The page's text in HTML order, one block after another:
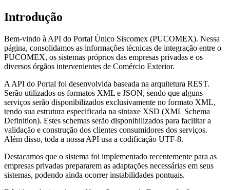
Introdução
Bem-vindo à API do Portal Único Siscomex (PUCOMEX). Nessa
página, consolidamos as informações técnicas de integração entre o
PUCOMEX, os sistemas próprios das empresas privadas e os
diversos órgãos intervenientes de Comércio Exterior.
A API do Portal foi desenvolvida baseada na arquitetura REST.
Serão utilizados os formatos XML e JSON, sendo que alguns
serviços serão disponibilizados exclusivamente no formato XML,
tendo sua estrutura especificada na sintaxe XSD (XML Schema
Definition). Estes schemas serão disponibilizados para facilitar a
validação e construção dos clientes consumidores dos serviços.
Além disso, toda a nossa API usa a codificação UTF-8.
Destacamos que o sistema foi implementado recentemente para as
empresas privadas prepararem as adaptações necessárias em seus
sistemas, podendo ainda ocorrer instabilidades pontuais.